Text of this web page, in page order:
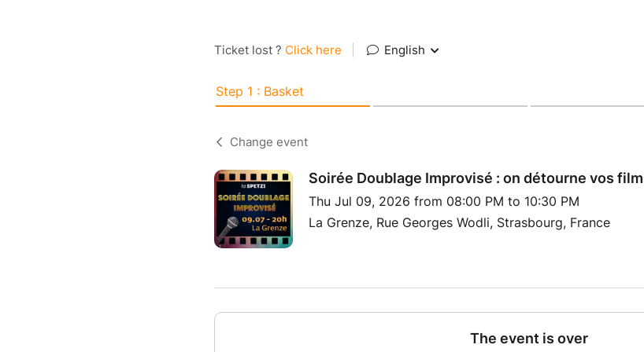
Ticket lost ? Click here English
Step 1 : Basket
Change event
Soirée Doublage Improvisé : on détourne vos
Thu Jul 09, 2026 from 08:00 PM to 10:30 PM
La Grenze, Rue Georges Wodli, Strasbourg, France
The event is over